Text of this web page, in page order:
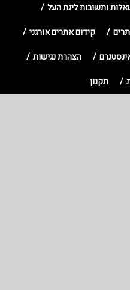
ותשובות ליגת העל
קידום אתרים אורגני
הצהרת נגישות
תקנון